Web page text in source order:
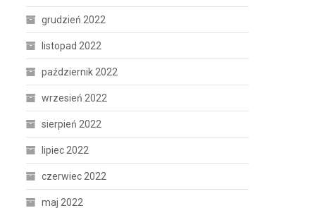
grudzień 2022
listopad 2022
październik 2022
wrzesień 2022
sierpień 2022
lipiec 2022
czerwiec 2022
maj 2022